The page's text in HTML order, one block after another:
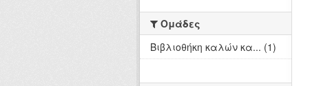
Ομάδες
Βιβλιοθήκη καλών κα... (1)